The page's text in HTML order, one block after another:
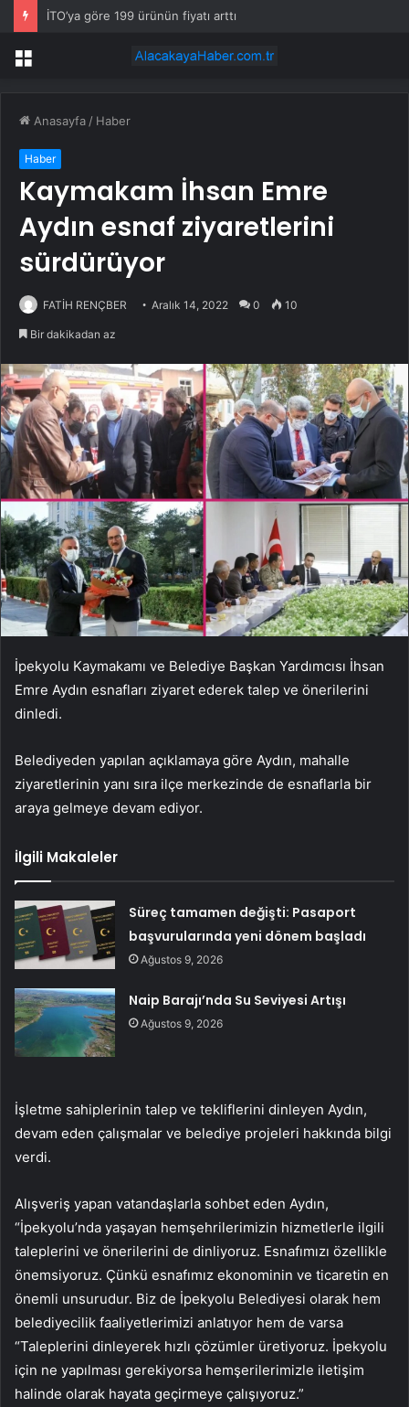
İTO’ya göre 199 ürünün fiyatı arttı
Menü
Anasayfa / Haber
Haber
Kaymakam İhsan Emre
Aydın esnaf ziyaretlerini
sürdürüyor
FATİH RENÇBER Aralık 14, 2022 0 10
Bir dakikadan az
İpekyolu Kaymakamı ve Belediye Başkan Yardımcısı İhsan
Emre Aydın esnafları ziyaret ederek talep ve önerilerini
dinledi.
Belediyeden yapılan açıklamaya göre Aydın, mahalle
ziyaretlerinin yanı sıra ilçe merkezinde de esnaflarla bir
araya gelmeye devam ediyor.
İlgili Makaleler
Süreç tamamen değişti: Pasaport
başvurularında yeni dönem başladı
Ağustos 9, 2026
Naip Barajı’nda Su Seviyesi Artışı
Ağustos 9, 2026
İşletme sahiplerinin talep ve tekliflerini dinleyen Aydın,
devam eden çalışmalar ve belediye projeleri hakkında bilgi
verdi.
Alışveriş yapan vatandaşlarla sohbet eden Aydın,
“İpekyolu’nda yaşayan hemşehrilerimizin hizmetlerle ilgili
taleplerini ve önerilerini de dinliyoruz. Esnafımızı özellikle
önemsiyoruz. Çünkü esnafımız ekonominin ve ticaretin en
önemli unsurudur. Biz de İpekyolu Belediyesi olarak hem
belediyecilik faaliyetlerimizi anlatıyor hem de varsa
“Taleplerini dinleyerek hızlı çözümler üretiyoruz. İpekyolu
için ne yapılması gerekiyorsa hemşerilerimizle iletişim
halinde olarak hayata geçirmeye çalışıyoruz.”